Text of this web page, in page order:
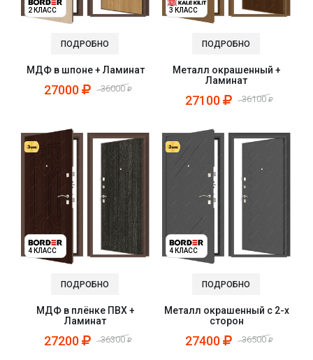
2 КЛАСС
ПОДРОБНО
МДФ в шпоне + Ламинат
27000 36000
3 КЛАСС
ПОДРОБНО
Металл окрашенный +
Ламинат
27100 36100
4 КЛАСС
ПОДРОБНО
МДФ в плёнке ПВХ +
Ламинат
27200 36300
4 КЛАСС
ПОДРОБНО
Металл окрашенный с 2-х
сторон
27400 36500